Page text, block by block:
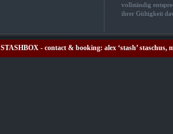
vollständig
ihrer Gültigkeit
STASHBOX - contact & booking: alex ‘stash’ staschus,